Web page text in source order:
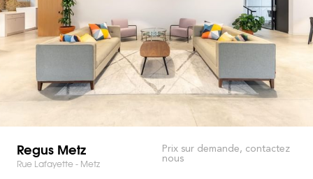
Regus Metz
Rue Lafayette - Metz
Prix sur demande, contactez
nous